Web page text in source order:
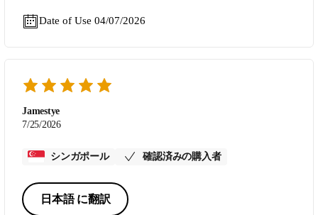
Date of Use 04/07/2026
Jamestye
7/25/2026
シンガポール 確認済みの購入者
日本語 に翻訳